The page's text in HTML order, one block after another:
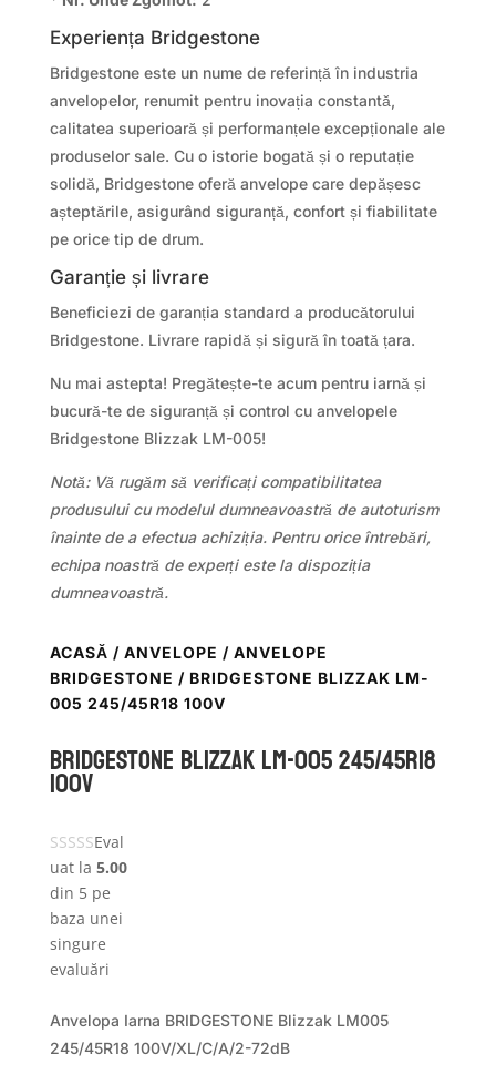
Experiența Bridgestone
Bridgestone este un nume de referință în industria
anvelopelor, renumit pentru inovația constantă,
calitatea superioară și performanțele excepționale ale
produselor sale. Cu o istorie bogată și o reputație
solidă, Bridgestone oferă anvelope care depășesc
așteptările, asigurând siguranță, confort și fiabilitate
pe orice tip de drum.
Garanție și livrare
Beneficiezi de garanția standard a producătorului
Bridgestone. Livrare rapidă și sigură în toată țara.
Nu mai astepta! Pregătește-te acum pentru iarnă și
bucură-te de siguranță și control cu anvelopele
Bridgestone Blizzak LM-005!
Notă: Vă rugăm să verificați compatibilitatea
produsului cu modelul dumneavoastră de autoturism
înainte de a efectua achiziția. Pentru orice întrebări,
echipa noastră de experți este la dispoziția
dumneavoastră.
ACASĂ / ANVELOPE / ANVELOPE
BRIDGESTONE / BRIDGESTONE BLIZZAK LM-
005 245/45R18 100V
Bridgestone BLIZZAK LM-005 245/45R18
100V
Eval
uat la 5.00
din 5 pe
baza unei
singure
evaluări
Anvelopa Iarna BRIDGESTONE Blizzak LM005
245/45R18 100V/XL/C/A/2-72dB